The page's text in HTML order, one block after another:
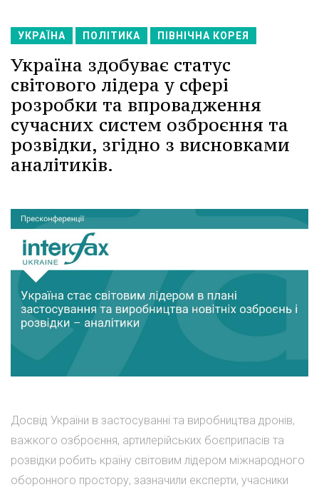
УКРАЇНА ПОЛІТИКА ПІВНІЧНА КОРЕЯ
Україна здобуває статус
світового лідера у сфері
розробки та впровадження
сучасних систем озброєння та
розвідки, згідно з висновками
аналітиків.
Досвід України в застосуванні та виробництва дронів,
важкого озброєння, артилерійських боєприпасів та
розвідки робить країну світовим лідером міжнародного
оборонного простору, зазначили експерти, учасники